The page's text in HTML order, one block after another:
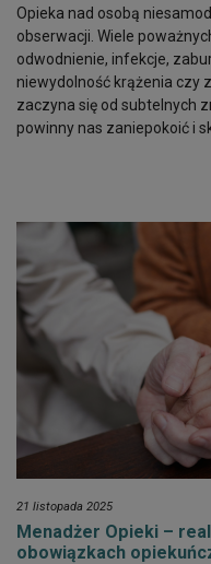
Opieka nad osobą
obserwacji. Wiele
odwodnienie, infekcje,
niewydolność krążenia czy
zaczyna się od subtelnych
powinny nas zaniepokoić i
21 listopada 2025
Menadżer Opieki –
obowiązkach